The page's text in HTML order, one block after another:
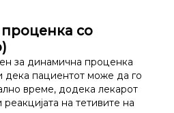
со
за динамична проценка
дека пациентот може да го
време, додека лекарот
реакцијата на тетивите на